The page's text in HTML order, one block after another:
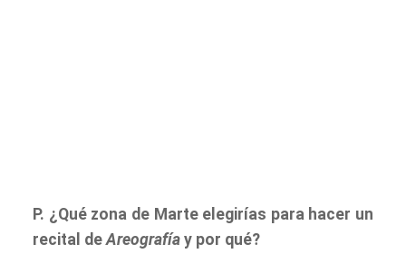
P. ¿Qué zona de Marte elegirías para hacer un
recital deAreografía y por qué?